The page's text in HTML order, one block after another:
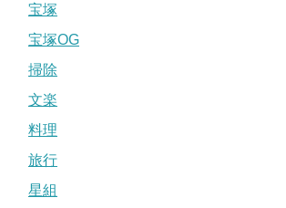
宝塚
宝塚OG
掃除
文楽
料理
旅行
星組